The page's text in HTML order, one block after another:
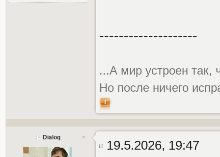
--------------------
...А мир устроен так,
Но после ничего
Dialog
19.5.2026, 19:47